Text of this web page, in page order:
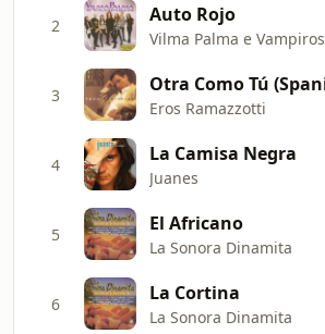
2 Auto Rojo
Vilma Palma e Vampiros
3
Eros Ramazzotti
4 La Camisa Negra
Juanes
5 El Africano
La Sonora Dinamita
6 La Cortina
La Sonora Dinamita